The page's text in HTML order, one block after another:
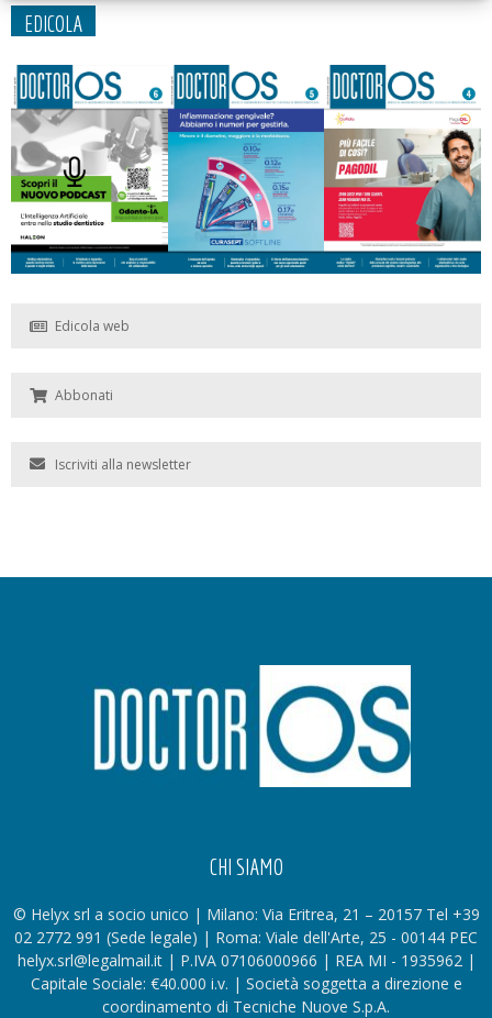
EDICOLA
Edicola web
Abbonati
Iscriviti alla newsletter
CHI SIAMO
© Helyx srl a socio unico | Milano: Via Eritrea, 21 – 20157 Tel +39
02 2772 991 (Sede legale) | Roma: Viale dell'Arte, 25 - 00144 PEC
helyx.srl@legalmail.it | P.IVA 07106000966 | REA MI - 1935962 |
Capitale Sociale: €40.000 i.v. | Società soggetta a direzione e
coordinamento di Tecniche Nuove S.p.A.